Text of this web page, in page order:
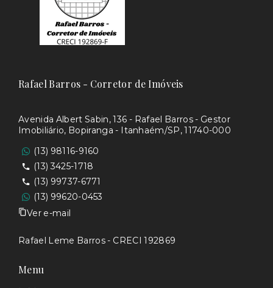
Rafael Barros - Corretor de Imóveis
Avenida Albert Sabin, 136 - Rafael Barros - Gestor
Imobiliário, Bopiranga - Itanhaém/SP, 11740-000
(13) 98116-9160
(13) 3425-1718
(13) 99737-6771
(13) 99620-0453
Ver e-mail
Rafael Leme Barros - CRECI 192869
Menu